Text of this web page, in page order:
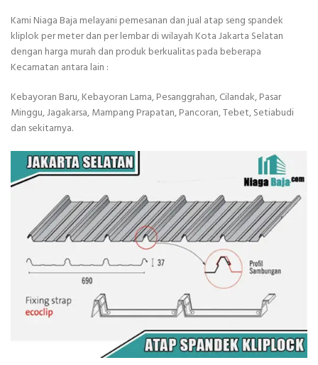
Kami Niaga Baja melayani pemesanan dan jual atap seng spandek
kliplok per meter dan per lembar di wilayah Kota Jakarta Selatan
dengan harga murah dan produk berkualitas pada beberapa
Kecamatan antara lain :
Kebayoran Baru, Kebayoran Lama, Pesanggrahan, Cilandak, Pasar
Minggu, Jagakarsa, Mampang Prapatan, Pancoran, Tebet, Setiabudi
dan sekitarnya.